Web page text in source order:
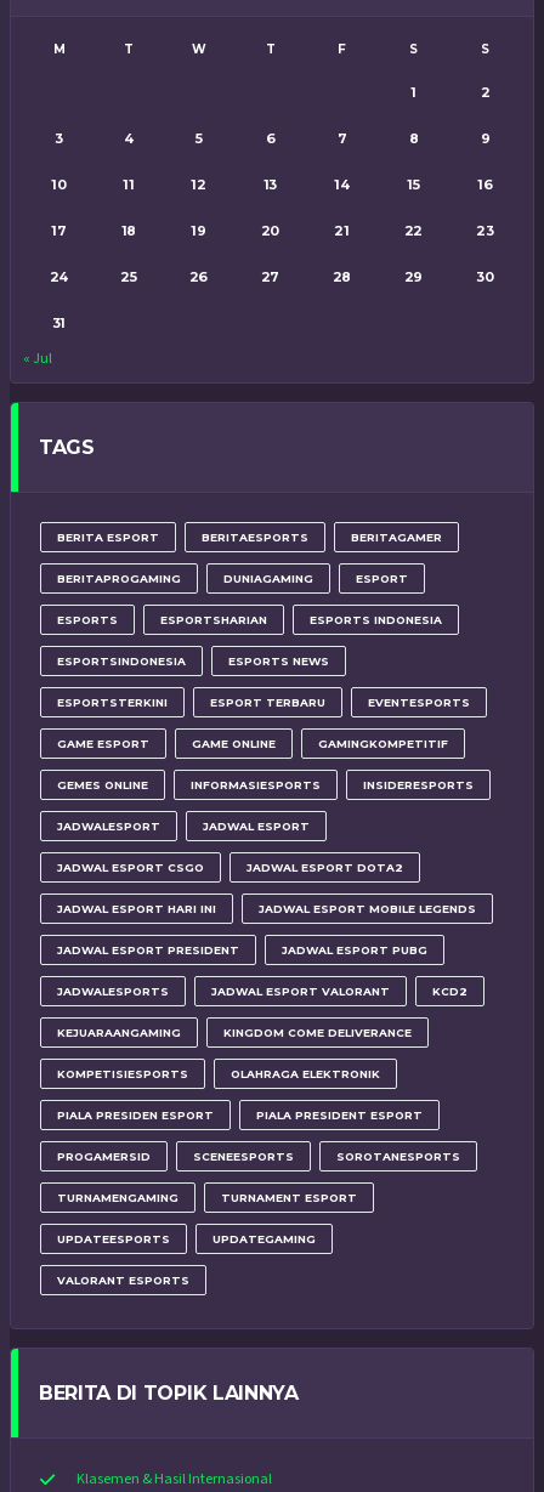
M T W T F S S
1 2
3 4 5 6 7 8 9
10 11 12 13 14 15 16
17 18 19 20 21 22 23
24 25 26 27 28 29 30
31
« Jul
TAGS
BERITA ESPORT BERITAESPORTS BERITAGAMER
BERITAPROGAMING DUNIAGAMING ESPORT
ESPORTS ESPORTSHARIAN ESPORTS INDONESIA
ESPORTSINDONESIA ESPORTS NEWS
ESPORTSTERKINI ESPORT TERBARU EVENTESPORTS
GAME ESPORT GAME ONLINE GAMINGKOMPETITIF
GEMES ONLINE INFORMASIESPORTS INSIDERESPORTS
JADWALESPORT JADWAL ESPORT
JADWAL ESPORT CSGO JADWAL ESPORT DOTA2
JADWAL ESPORT HARI INI JADWAL ESPORT MOBILE LEGENDS
JADWAL ESPORT PRESIDENT JADWAL ESPORT PUBG
JADWALESPORTS JADWAL ESPORT VALORANT KCD2
KEJUARAANGAMING KINGDOM COME DELIVERANCE
KOMPETISIESPORTS OLAHRAGA ELEKTRONIK
PIALA PRESIDEN ESPORT PIALA PRESIDENT ESPORT
PROGAMERSID SCENEESPORTS SOROTANESPORTS
TURNAMENGAMING TURNAMENT ESPORT
UPDATEESPORTS UPDATEGAMING
VALORANT ESPORTS
BERITA DI TOPIK LAINNYA
Klasemen & Hasil Internasional